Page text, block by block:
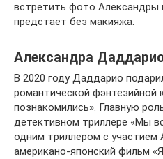
встретить фото Александры
предстает без макияжа.
Александра
В 2020 году Даддарио
романтической
познакомились». Главную
детективном триллере «Мы
одним триллером с участием
американо-японский фильм